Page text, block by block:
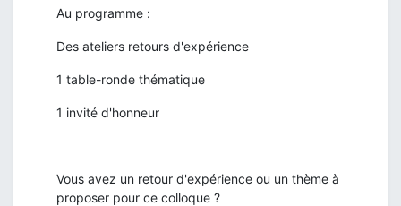
Au programme :
Des ateliers retours d'expérience
1 table-ronde thématique
1 invité d'honneur
Vous avez un retour d'expérience ou un thème à
proposer pour ce colloque ?